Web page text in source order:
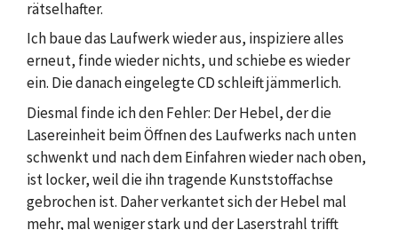
rätselhafter.
Ich baue das Laufwerk wieder aus, inspiziere alles
erneut, finde wieder nichts, und schiebe es wieder
ein. Die danach eingelegte CD schleift jämmerlich.
Diesmal finde ich den Fehler: Der Hebel, der die
Lasereinheit beim Öffnen des Laufwerks nach unten
schwenkt und nach dem Einfahren wieder nach oben,
ist locker, weil die ihn tragende Kunststoffachse
gebrochen ist. Daher verkantet sich der Hebel mal
mehr, mal weniger stark und der Laserstrahl trifft